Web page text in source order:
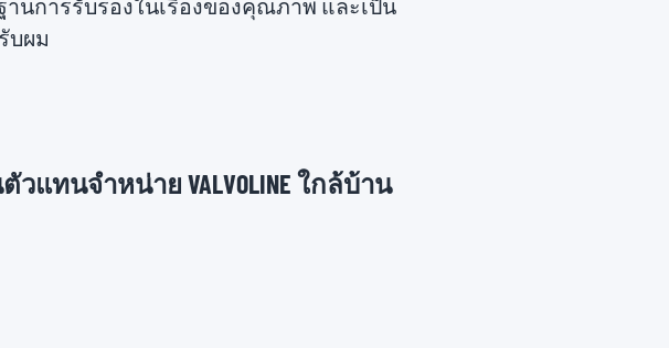
บผม
ทนจำหน่าย VALVOLINE ใกล้บ้าน